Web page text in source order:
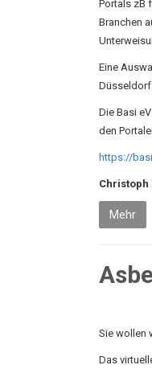
Portals zB
Branchen
Eine
Die Basi
den
https://
Christoph
Mehr
Sie wollen
Das